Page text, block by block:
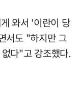
와서 '이란이 당
서도 "하지만 그
다"고 강조했다.